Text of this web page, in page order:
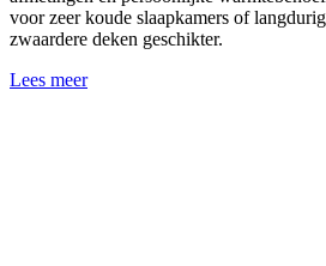
voor zeer koude slaapkamers of
zwaardere deken geschikter.
Lees meer